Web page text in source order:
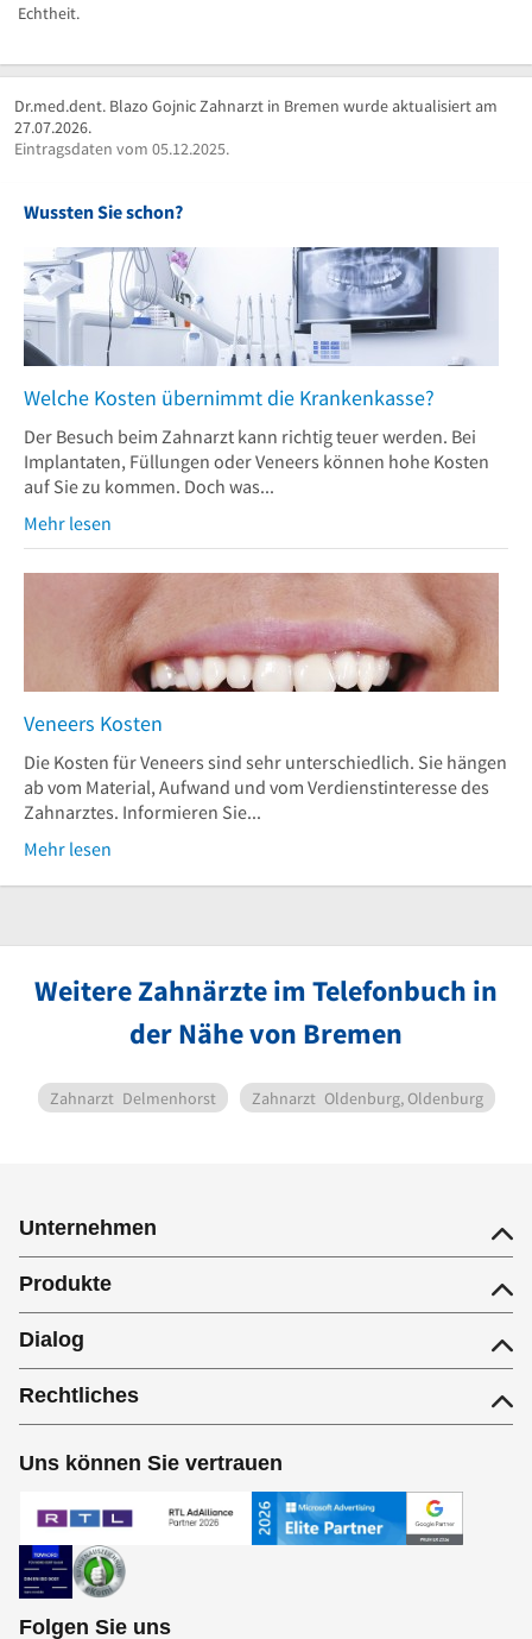
Echtheit.
Dr.med.dent. Blazo Gojnic Zahnarzt in Bremen wurde aktualisiert am
27.07.2026.
Eintragsdaten vom 05.12.2025.
Wussten Sie schon?
Welche Kosten übernimmt die Krankenkasse?
Der Besuch beim Zahnarzt kann richtig teuer werden. Bei
Implantaten, Füllungen oder Veneers können hohe Kosten
auf Sie zu kommen. Doch was...
Mehr lesen
Veneers Kosten
Die Kosten für Veneers sind sehr unterschiedlich. Sie hängen
ab vom Material, Aufwand und vom Verdienstinteresse des
Zahnarztes. Informieren Sie...
Mehr lesen
Weitere Zahnärzte im Telefonbuch in
der Nähe von Bremen
Zahnarzt Delmenhorst Zahnarzt Oldenburg, Oldenburg
Unternehmen
Produkte
Dialog
Rechtliches
Uns können Sie vertrauen
Folgen Sie uns